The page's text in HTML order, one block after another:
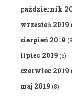
październik
wrzesień 2019
sierpień 2019
lipiec 2019 (6)
czerwiec 2019
maj 2019 (8)